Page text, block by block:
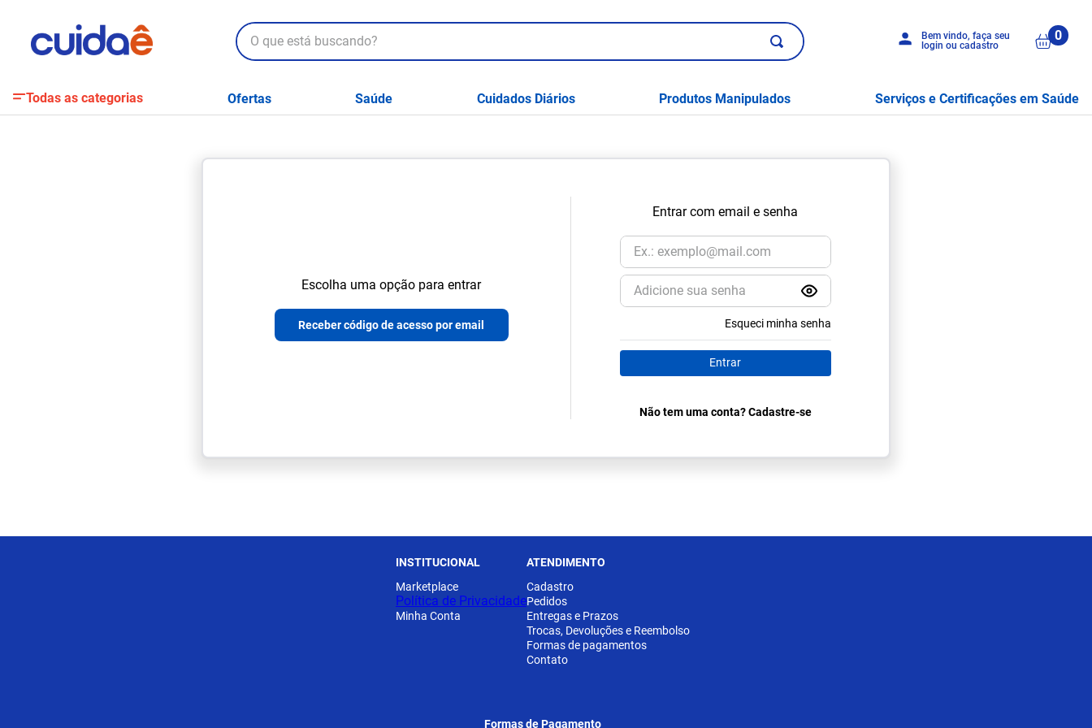
O que está buscando?
Bem vindo, faça seu
login ou cadastro
0
Todas as categorias Ofertas Saúde Cuidados Diários Produtos Manipulados Serviços e Certificações em Saúde
Escolha uma opção para entrar
Receber código de acesso por email
Entrar com email e senha
Esqueci minha senha
Entrar
Não tem uma conta? Cadastre-se
INSTITUCIONAL
Marketplace
Política de Privacidade
Minha Conta
ATENDIMENTO
Cadastro
Pedidos
Entregas e Prazos
Trocas, Devoluções e Reembolso
Formas de pagamentos
Contato
Formas de Pagamento